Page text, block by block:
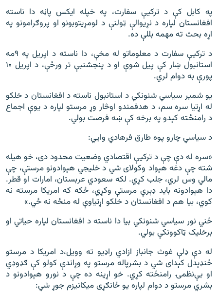
په کابل کې د ترکيې سفارت، په خپله ایکس پاڼه دا ناسته
افغانستان لپاره د نړیوالې ټولنې د لومړیتوبونو او پروګرامونو په
اړه بحث ته مهمه بللې ده.
د ترکيې سفارت د معلوماتو له مخې، دا ناسته د اپریل په ۹مه
استانبول ښار کې پیل شوې او د پنجشنبې تر ورځې، د اپریل ۱۰
پورې به دوام لري.
یو شمیر سیاسي شنونکي د استانبول ناسته د افغانستان د خلکو
له اړتیا سره سم، د هدفمندو اوڅار وړ مرستو لپاره د یوې اجماع
د رامنځته کېدو په برخه کې ښه فرصت بولي.
د سیاسي چارو پوه طارق فرهادي وايي:
«سره له دې چې د ترکیې اقتصادي وضعیت محدود دی، خو هیله
شته چې دغه هېواد وکولای شي د خلیجي هېوادونو مرستې، چې
مالي وس لري، جلب کړي. لکه سعودي عربستان، امارات او قطر.
دا هېوادونه باید ډېرې مرستې وکړي، ځکه که امریکا مرسته نه
کوي، بیا هم د افغانستان د خلکو اړتیاوې له منځه نه ځي.»
ځني نور سیاسي شنونکي بیا دا ناسته د افغانستان لپاره حیاتي او
برخلیک ټاکوونکې بولي.
له دې ډلې غوث جانباز ازادي راډیو ته وویل،د امریکا د مرستو
ځنډېدل کېدای شي د بشرپاله مرستو په وړاندې کولو کې ګډوډي
او بې‌نظمۍ رامنځته کړي. خو اړینه ده چې د نورو هېوادونو د
بشري مرستو د دوام لپاره یو ځانګړی میکانیزم جوړ شي: